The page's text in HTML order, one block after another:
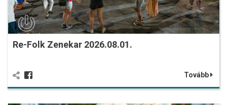
Re-Folk Zenekar 2026.08.01.
Tovább